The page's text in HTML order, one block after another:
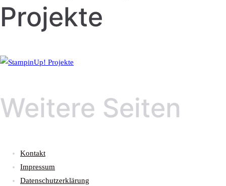
Projekte
Weitere Seiten
Kontakt
Impressum
Datenschutzerklärung